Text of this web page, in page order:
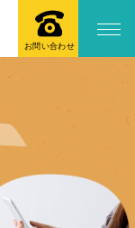
お問い合わせ